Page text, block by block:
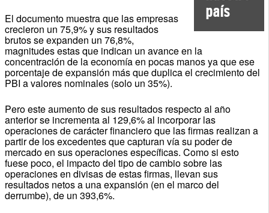
país
El documento muestra que las empresas
crecieron un 75,9% y sus resultados
brutos se expanden un 76,8%,
magnitudes estas que indican un avance en la
concentración de la economía en pocas manos ya que ese
porcentaje de expansión más que duplica el crecimiento del
PBI a valores nominales (solo un 35%).
Pero este aumento de sus resultados respecto al año
anterior se incrementa al 129,6% al incorporar las
operaciones de carácter financiero que las firmas realizan a
partir de los excedentes que capturan vía su poder de
mercado en sus operaciones específicas. Como si esto
fuese poco, el impacto del tipo de cambio sobre las
operaciones en divisas de estas firmas, llevan sus
resultados netos a una expansión (en el marco del
derrumbe), de un 393,6%.